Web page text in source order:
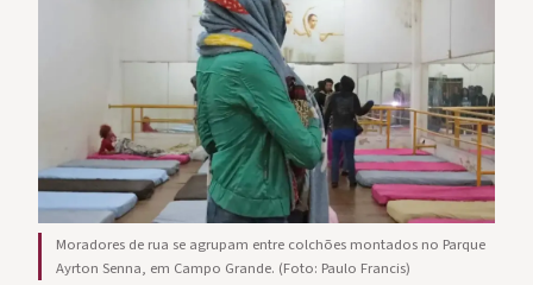
Moradores de rua se agrupam entre colchões montados no Parque
Ayrton Senna, em Campo Grande. (Foto: Paulo Francis)